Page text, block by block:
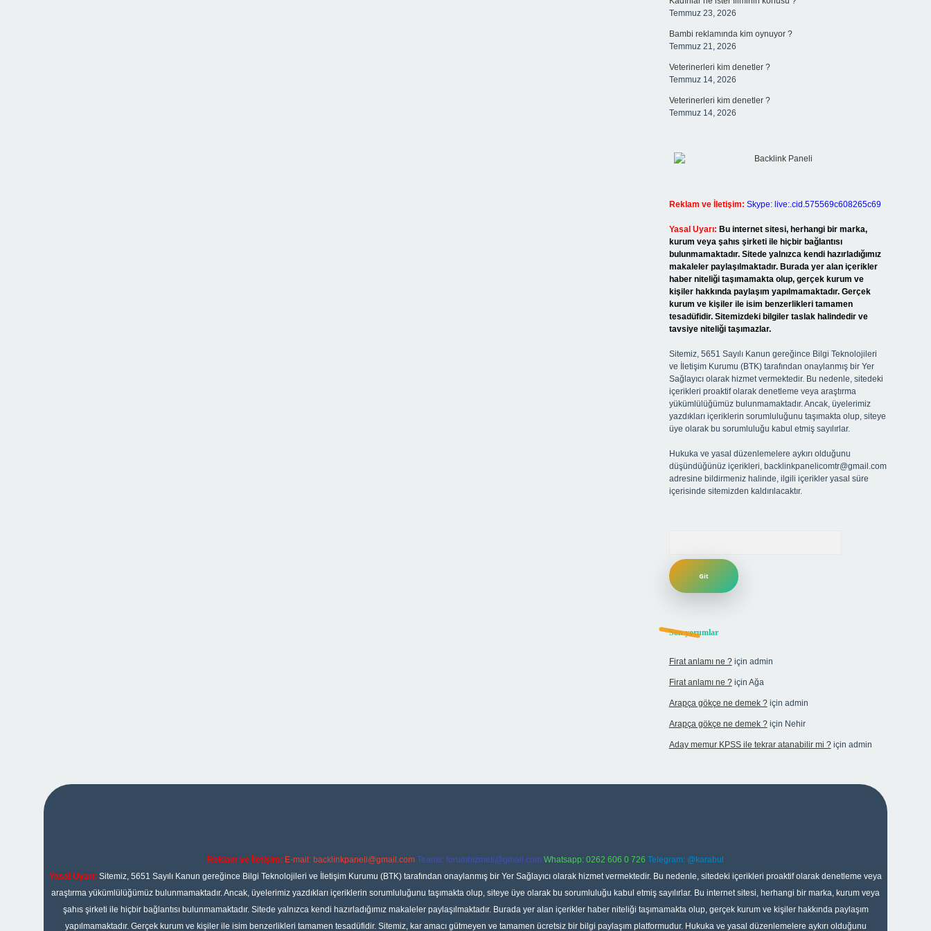
Temmuz 23, 2026
Bambi reklamında kim oynuyor ?
Temmuz 21, 2026
Veterinerleri kim denetler ?
Temmuz 14, 2026
Veterinerleri kim denetler ?
Temmuz 14, 2026
Reklam ve İletişim: Skype: live:.cid.575569c608265c69
Yasal Uyarı: Bu internet sitesi, herhangi bir marka,
kurum veya şahıs şirketi ile hiçbir bağlantısı
bulunmamaktadır. Sitede yalnızca kendi hazırladığımız
makaleler paylaşılmaktadır. Burada yer alan içerikler
haber niteliği taşımamakta olup, gerçek kurum ve
kişiler hakkında paylaşım yapılmamaktadır. Gerçek
kurum ve kişiler ile isim benzerlikleri tamamen
tesadüfidir. Sitemizdeki bilgiler taslak halindedir ve
tavsiye niteliği taşımazlar.
Sitemiz, 5651 Sayılı Kanun gereğince Bilgi Teknolojileri
ve İletişim Kurumu (BTK) tarafından onaylanmış bir Yer
Sağlayıcı olarak hizmet vermektedir. Bu nedenle, sitedeki
içerikleri proaktif olarak denetleme veya araştırma
yükümlülüğümüz bulunmamaktadır. Ancak, üyelerimiz
yazdıkları içeriklerin sorumluluğunu taşımakta olup, siteye
üye olarak bu sorumluluğu kabul etmiş sayılırlar.
Hukuka ve yasal düzenlemelere aykırı olduğunu
düşündüğünüz içerikleri, backlinkpanelicomtr@gmail.com
adresine bildirmeniz halinde, ilgili içerikler yasal süre
içerisinde sitemizden kaldırılacaktır.
Son yorumlar
Firat anlamı ne ?için admin
Firat anlamı ne ?için Ağa
Arapça gökçe ne demek ?için admin
Arapça gökçe ne demek ?için Nehir
Aday memur KPSS ile tekrar atanabilir mi ?için admin
Reklam ve İletişim: E-mail: backlinkpaneli@gmail.com Teams: forumhizmeti@gmail.com Whatsapp: 0262 606 0 726 Telegram: @karabul
Yasal Uyarı: Sitemiz, 5651 Sayılı Kanun gereğince Bilgi Teknolojileri ve İletişim Kurumu (BTK) tarafından onaylanmış bir Yer Sağlayıcı olarak hizmet vermektedir. Bu nedenle, sitedeki içerikleri proaktif olarak denetleme veya
araştırma yükümlülüğümüz bulunmamaktadır. Ancak, üyelerimiz yazdıkları içeriklerin sorumluluğunu taşımakta olup, siteye üye olarak bu sorumluluğu kabul etmiş sayılırlar. Bu internet sitesi, herhangi bir marka, kurum veya
şahıs şirketi ile hiçbir bağlantısı bulunmamaktadır. Sitede yalnızca kendi hazırladığımız makaleler paylaşılmaktadır. Burada yer alan içerikler haber niteliği taşımamakta olup, gerçek kurum ve kişiler hakkında paylaşım
yapılmamaktadır. Gerçek kurum ve kişiler ile isim benzerlikleri tamamen tesadüfidir. Sitemiz, kar amacı gütmeyen ve tamamen ücretsiz bir bilgi paylaşım platformudur. Hukuka ve yasal düzenlemelere aykırı olduğunu